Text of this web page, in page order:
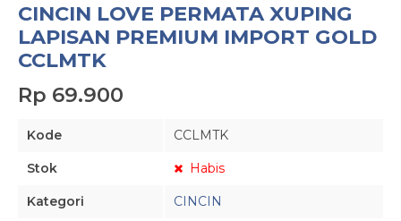
CINCIN LOVE PERMATA XUPING
LAPISAN PREMIUM IMPORT GOLD
CCLMTK
Rp 69.900
Kode CCLMTK
Stok Habis
Kategori CINCIN